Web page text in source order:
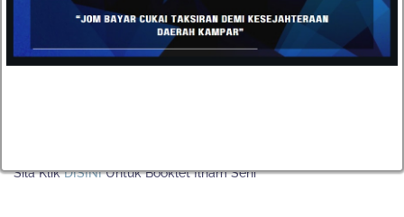
BLOK D
Sila KlikDISINIUntuk Booklet Ilham Seni